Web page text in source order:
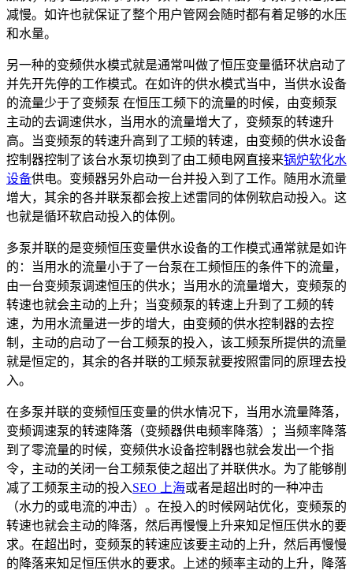
减慢。如许也就保证了整个用户管网会随时都有着足够的水压
和水量。
另一种的变频供水模式就是通常叫做了恒压变量循环状启动了
并先开先停的工作模式。在如许的供水模式当中，当供水设备
的流量少于了变频泵 在恒压工频下的流量的时候，由变频泵
主动的去调速供水，当用水的流量增大了，变频泵的转速升
高。当变频泵的转速升高到了工频的转速，由变频的供水设备
控制器控制了该台水泵切换到了由工频电网直接来锅炉软化水
设备供电。变频器另外启动一台并投入到了工作。随用水流量
增大，其余的各并联泵都会按上述雷同的体例软启动投入。这
也就是循环软启动投入的体例。
多泵并联的是变频恒压变量供水设备的工作模式通常就是如许
的：当用水的流量小于了一台泵在工频恒压的条件下的流量，
由一台变频泵调速恒压的供水；当用水的流量增大，变频泵的
转速也就会主动的上升；当变频泵的转速上升到了工频的转
速，为用水流量进一步的增大，由变频的供水控制器的去控
制，主动的启动了一台工频泵的投入，该工频泵所提供的流量
就是恒定的，其余的各并联的工频泵就要按照雷同的原理去投
入。
在多泵并联的变频恒压变量的供水情况下，当用水流量降落，
变频调速泵的转速降落（变频器供电频率降落）；当频率降落
到了零流量的时候，变频供水设备控制器也就会发出一个指
令，主动的关闭一台工频泵使之超出了并联供水。为了能够削
减了工频泵主动的投入SEO 上海或者是超出时的一种冲击
（水力的或电流的冲击）。在投入的时候网站优化，变频泵的
转速也就会主动的降落，然后再慢慢上升来知足恒压供水的要
求。在超出时，变频泵的转速应该要主动的上升，然后再慢慢
的降落来知足恒压供水的要求。上述的频率主动的上升，降落